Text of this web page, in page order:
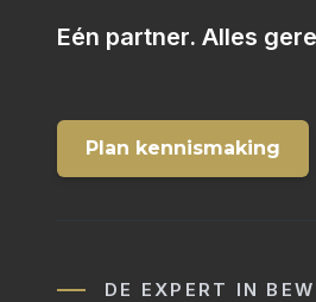
Eén partner. Alles
Plan kennismaking
DE EXPERT IN